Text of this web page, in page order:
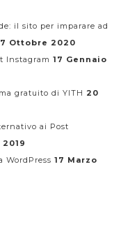
il sito per imparare ad
7 Ottobre 2020
Instagram 17 Gennaio
gratuito di YITH 20
ai Post
2019
WordPress 17 Marzo